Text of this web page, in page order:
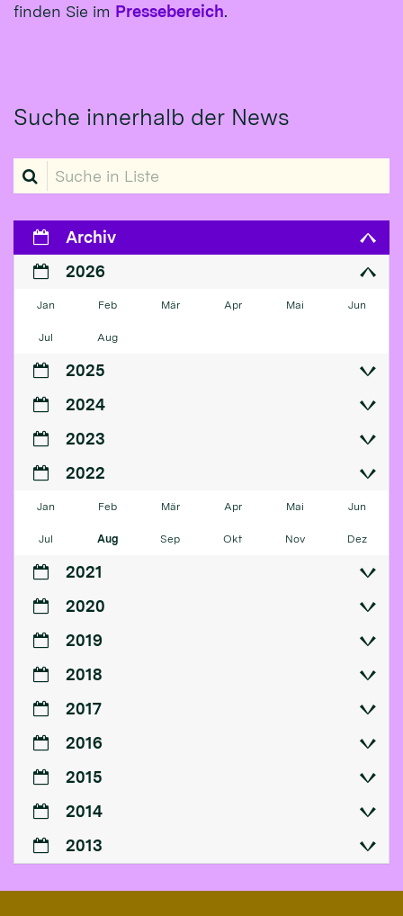
finden Sie im Pressebereich.
Suche innerhalb der News
Suche in Liste
Archiv
2026
Jan Feb Mär Apr Mai Jun
Jul Aug
2025
2024
2023
2022
Jan Feb Mär Apr Mai Jun
Jul Aug Sep Okt Nov Dez
2021
2020
2019
2018
2017
2016
2015
2014
2013